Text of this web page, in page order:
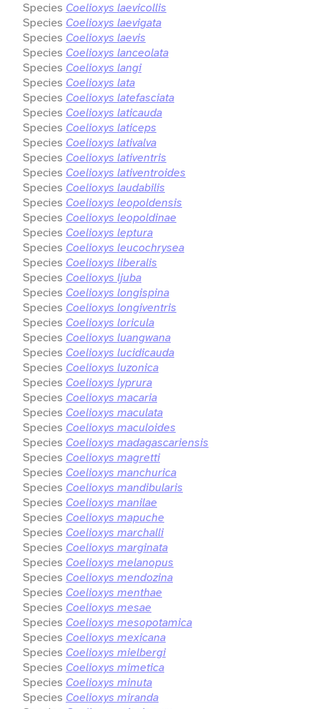
Species Coelioxys laevicollis
Species Coelioxys laevigata
Species Coelioxys laevis
Species Coelioxys lanceolata
Species Coelioxys langi
Species Coelioxys lata
Species Coelioxys latefasciata
Species Coelioxys laticauda
Species Coelioxys laticeps
Species Coelioxys lativalva
Species Coelioxys lativentris
Species Coelioxys lativentroides
Species Coelioxys laudabilis
Species Coelioxys leopoldensis
Species Coelioxys leopoldinae
Species Coelioxys leptura
Species Coelioxys leucochrysea
Species Coelioxys liberalis
Species Coelioxys ljuba
Species Coelioxys longispina
Species Coelioxys longiventris
Species Coelioxys loricula
Species Coelioxys luangwana
Species Coelioxys lucidicauda
Species Coelioxys luzonica
Species Coelioxys lyprura
Species Coelioxys macaria
Species Coelioxys maculata
Species Coelioxys maculoides
Species Coelioxys madagascariensis
Species Coelioxys magretti
Species Coelioxys manchurica
Species Coelioxys mandibularis
Species Coelioxys manilae
Species Coelioxys mapuche
Species Coelioxys marchalli
Species Coelioxys marginata
Species Coelioxys melanopus
Species Coelioxys mendozina
Species Coelioxys menthae
Species Coelioxys mesae
Species Coelioxys mesopotamica
Species Coelioxys mexicana
Species Coelioxys mielbergi
Species Coelioxys mimetica
Species Coelioxys minuta
Species Coelioxys miranda